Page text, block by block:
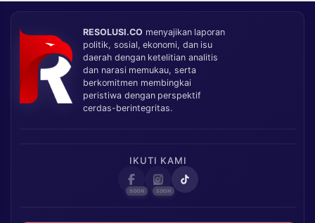
RESOLUSI.CO menyajikan laporan
politik, sosial, ekonomi, dan isu
daerah dengan ketelitian analitis
dan narasi memukau, serta
berkomitmen membingkai
peristiwa dengan perspektif
cerdas-berintegritas.
IKUTI KAMI